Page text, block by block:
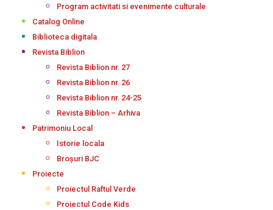
Program activitati si evenimente culturale
Catalog Online
Biblioteca digitala
Revista Biblion
Revista Biblion nr. 27
Revista Biblion nr. 26
Revista Biblion nr. 24-25
Revista Biblion – Arhiva
Patrimoniu Local
Istorie locala
Broșuri BJC
Proiecte
Proiectul Raftul Verde
Proiectul Code Kids